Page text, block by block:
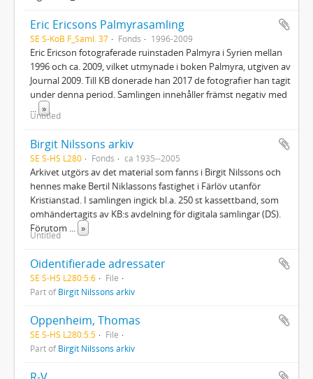
Eric Ericsons Palmyrasamling
SE S-KoB F_Saml. 37 Fonds 1996-2009
Eric Ericson fotograferade ruinstaden Palmyra i Syrien mellan
1996 och ca. 2009, vilket utmynade i boken Palmyra, utgiven av
Journal 2009. Till KB donerade han 2017 de fotografier han tagit
under denna period. Samlingen innehåller främst negativ med
»
Untitled
Birgit Nilssons arkiv
SE S-HS L280 Fonds ca 1935--2005
Arkivet utgörs av det material som fanns i Birgit Nilssons och
hennes make Bertil Niklassons fastighet i Färlöv utanför
Kristianstad. I samlingen ingick bl.a. 250 st kassettband, som
omhändertagits av KB:s avdelning för digitala samlingar (DS).
Förutom
»
Untitled
Oidentifierade adressater
SE S-HS L280:5:6
File
Part ofBirgit Nilssons arkiv
Oppenheim, Thomas
SE S-HS L280:5:5
File
Part ofBirgit Nilssons arkiv